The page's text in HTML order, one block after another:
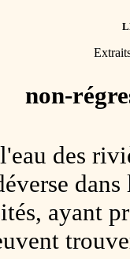
non-
des
ayant